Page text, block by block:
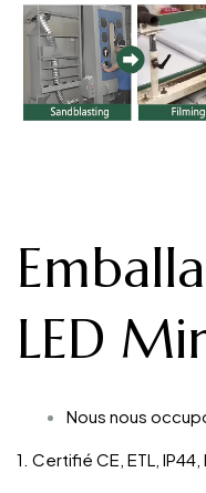
LED
Nous nous
1. Certifié CE, ETL, IP44,